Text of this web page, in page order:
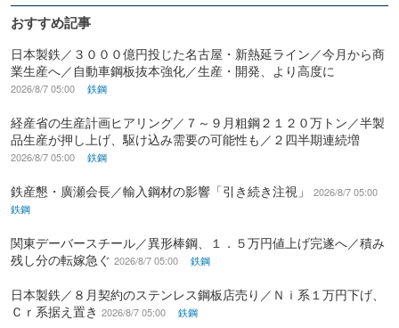
おすすめ記事
日本製鉄／３０００億円投じた名古屋・新熱延ライン／今月から商
業生産へ／自動車鋼板抜本強化／生産・開発、より高度に
2026/8/7 05:00 鉄鋼
経産省の生産計画ヒアリング／７～９月粗鋼２１２０万トン／半製
品生産が押し上げ、駆け込み需要の可能性も／２四半期連続増
2026/8/7 05:00 鉄鋼
鉄産懇・廣瀬会長／輸入鋼材の影響「引き続き注視」
2026/8/7 05:00
鉄鋼
関東デーバースチール／異形棒鋼、１．５万円値上げ完遂へ／積み
残し分の転嫁急ぐ 2026/8/7 05:00 鉄鋼
日本製鉄／８月契約のステンレス鋼板店売り／Ｎｉ系１万円下げ、
Ｃｒ系据え置き 2026/8/7 05:00 鉄鋼